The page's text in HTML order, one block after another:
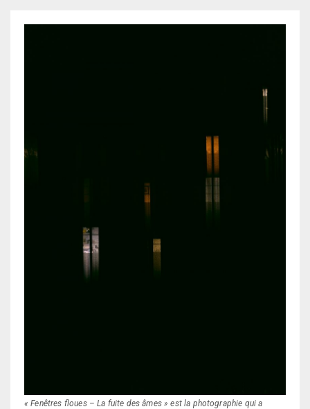
« Fenêtres floues – La fuite des âmes » est la photographie qui a